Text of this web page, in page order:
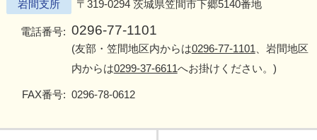
岩間支所 〒319-0294 茨城県笠間市下郷5140番地
電話番号: 0296-77-1101
(友部・笠間地区内からは0296-77-1101 、岩間地区
内からは0299-37-6611へお掛けください。)
FAX番号: 0296-78-0612